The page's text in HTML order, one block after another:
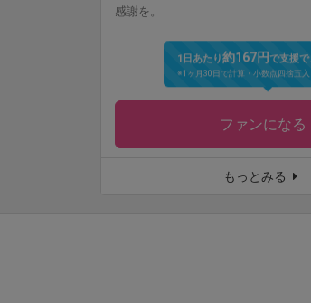
感謝を。
1日あたり約167円 で支援
※1ヶ月30日で計算・小数点四捨五入
ファンになる
もっとみる